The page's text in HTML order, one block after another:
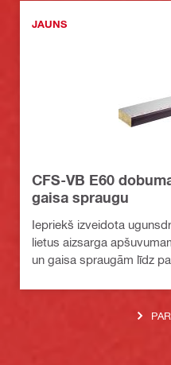
JAUNS
CFS-VB E60
gaisa spraugu
Iepriekš izveidota
lietus aizsarga
un gaisa spraugām līdz